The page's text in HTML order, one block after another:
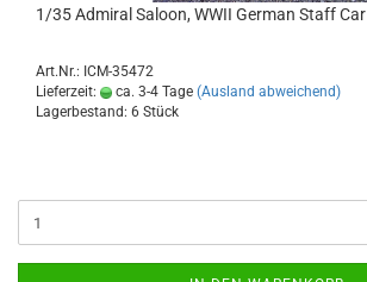
1/35 Admiral Saloon, WWII German Staff Car
Art.Nr.: ICM-35472
Lieferzeit:
ca. 3-4 Tage (Ausland abweichend)
Lagerbestand: 6 Stück